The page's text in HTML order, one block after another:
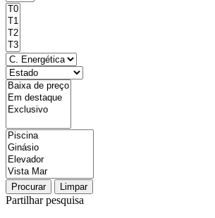
Procurar Limpar
Partilhar pesquisa